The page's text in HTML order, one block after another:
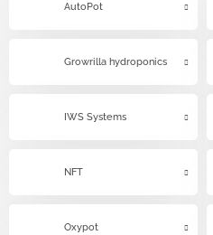
AutoPot
Growrilla hydroponics
IWS Systems
NFT
Oxypot